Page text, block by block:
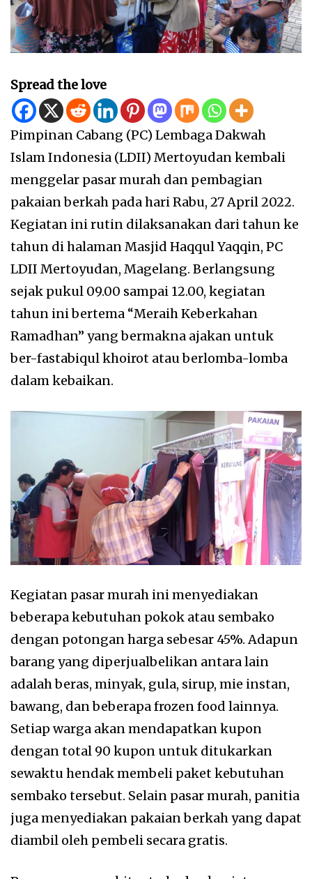
Spread the love
Pimpinan Cabang (PC) Lembaga Dakwah
Islam Indonesia (LDII) Mertoyudan kembali
menggelar pasar murah dan pembagian
pakaian berkah pada hari Rabu, 27 April 2022.
Kegiatan ini rutin dilaksanakan dari tahun ke
tahun di halaman Masjid Haqqul Yaqqin, PC
LDII Mertoyudan, Magelang. Berlangsung
sejak pukul 09.00 sampai 12.00, kegiatan
tahun ini bertema “Meraih Keberkahan
Ramadhan” yang bermakna ajakan untuk
ber-fastabiqul khoirot atau berlomba-lomba
dalam kebaikan.
Kegiatan pasar murah ini menyediakan
beberapa kebutuhan pokok atau sembako
dengan potongan harga sebesar 45%. Adapun
barang yang diperjualbelikan antara lain
adalah beras, minyak, gula, sirup, mie instan,
bawang, dan beberapa frozen food lainnya.
Setiap warga akan mendapatkan kupon
dengan total 90 kupon untuk ditukarkan
sewaktu hendak membeli paket kebutuhan
sembako tersebut. Selain pasar murah, panitia
juga menyediakan pakaian berkah yang dapat
diambil oleh pembeli secara gratis.